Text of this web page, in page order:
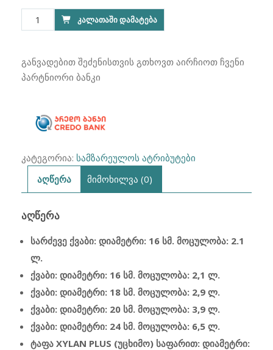
price
was:
price
is:
რაოდენობა:
ქვაბების
KAISERHOFF
ᲙᲐᲚᲐᲗᲐᲨᲘ ᲓᲐᲛᲐᲢᲔᲑᲐ
განვადებით შეძენისთვის გთხოვთ აირჩიოთ ჩვენი
პარტნიორი ბანკი
კატეგორია: სამზარეულოს ატრიბუტები
აღწერა
მიმოხილვა (0)
ᲐᲦᲬᲔᲠᲐ
სარძევე ქვაბი: დიამეტრი: 16 სმ. მოცულობა: 2.1
ლ.
ქვაბი: დიამეტრი: 16 სმ. მოცულობა: 2,1 ლ.
ქვაბი: დიამეტრი: 18 სმ. მოცულობა: 2,9 ლ.
ქვაბი: დიამეტრი: 20 სმ. მოცულობა: 3,9 ლ.
ქვაბი: დიამეტრი: 24 სმ. მოცულობა: 6,5 ლ.
ტაფა XYLAN PLUS (უცხიმო) საფარით: დიამეტრი: